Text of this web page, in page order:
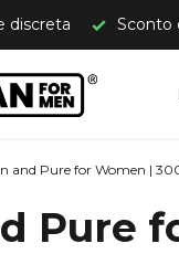
un abbonamento
and Pure for Women |
Pure